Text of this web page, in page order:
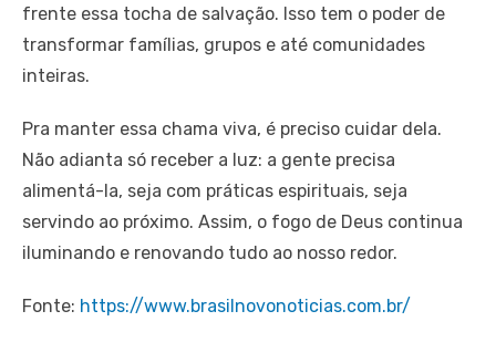
frente essa tocha de salvação. Isso tem o poder de
transformar famílias, grupos e até comunidades
inteiras.
Pra manter essa chama viva, é preciso cuidar dela.
Não adianta só receber a luz: a gente precisa
alimentá-la, seja com práticas espirituais, seja
servindo ao próximo. Assim, o fogo de Deus continua
iluminando e renovando tudo ao nosso redor.
Fonte: https://www.brasilnovonoticias.com.br/